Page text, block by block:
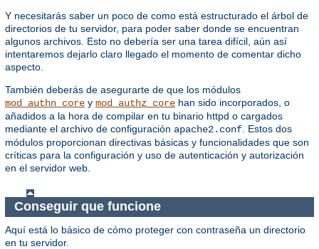
Y necesitarás saber un poco de como está estructurado el árbol de
directorios de tu servidor, para poder saber donde se encuentran
algunos archivos. Esto no debería ser una tarea difícil, aún así
intentaremos dejarlo claro llegado el momento de comentar dicho
aspecto.
También deberás de asegurarte de que los módulos
mod_authn_core y mod_authz_core han sido incorporados, o
añadidos a la hora de compilar en tu binario httpd o cargados
mediante el archivo de configuración apache2.conf . Estos dos
módulos proporcionan directivas básicas y funcionalidades que son
críticas para la configuración y uso de autenticación y autorización
en el servidor web.
Conseguir que funcione
Aquí está lo básico de cómo proteger con contraseña un directorio
en tu servidor.